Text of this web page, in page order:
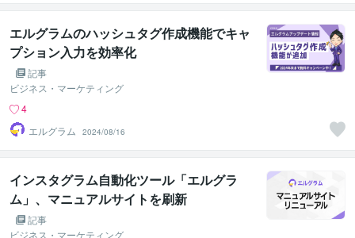
エルグラムのハッシュタグ作成機能でキャ
プション入力を効率化
記事
ビジネス・マーケティング
4
エルグラム
2024/08/16
インスタグラム自動化ツール「エルグラ
ム」、マニュアルサイトを刷新
記事
ビジネス・マーケティング